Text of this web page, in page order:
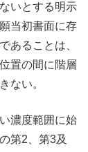
いとする明示
当初書面に存
あることは、
置の間に階層
ない。
濃度範囲に始
第2、第3及